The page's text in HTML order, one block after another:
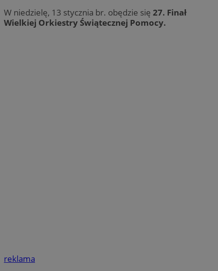
W niedzielę, 13 stycznia br. obędzie się 27. Finał
Wielkiej Orkiestry Świątecznej Pomocy.
reklama